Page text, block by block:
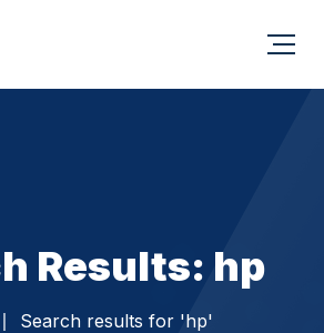
Results: hp
Search results for 'hp'